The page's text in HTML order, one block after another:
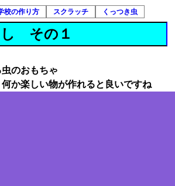
校の作り方 スクラッチ くっつき虫
し その１
のおもちゃ
か楽しい物が作れると良いですね